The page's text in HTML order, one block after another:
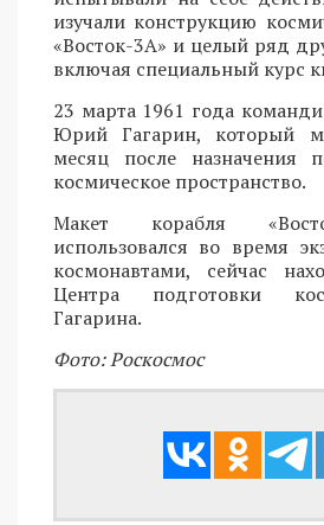
изучали конструкцию
«Восток-3А» и целый ряд
включая специальный курс
23 марта 1961 года
Юрий Гагарин, который
месяц после назначения
космическое пространство.
Макет корабля
использовался во время
космонавтами, сейчас
Центра подготовки
Гагарина.
Фото: Роскосмос